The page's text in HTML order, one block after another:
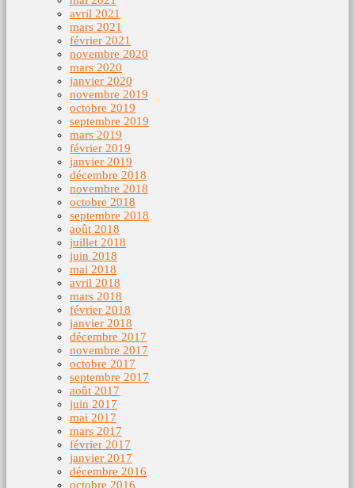
avril 2021
mars 2021
février 2021
novembre 2020
mars 2020
janvier 2020
novembre 2019
octobre 2019
septembre 2019
mars 2019
février 2019
janvier 2019
décembre 2018
novembre 2018
octobre 2018
septembre 2018
août 2018
juillet 2018
juin 2018
mai 2018
avril 2018
mars 2018
février 2018
janvier 2018
décembre 2017
novembre 2017
octobre 2017
septembre 2017
août 2017
juin 2017
mai 2017
mars 2017
février 2017
janvier 2017
décembre 2016
octobre 2016